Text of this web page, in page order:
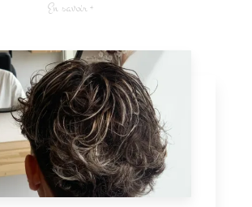
En savoir +